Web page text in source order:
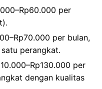
per
per bulan,
perangkat.
per
dengan kualitas